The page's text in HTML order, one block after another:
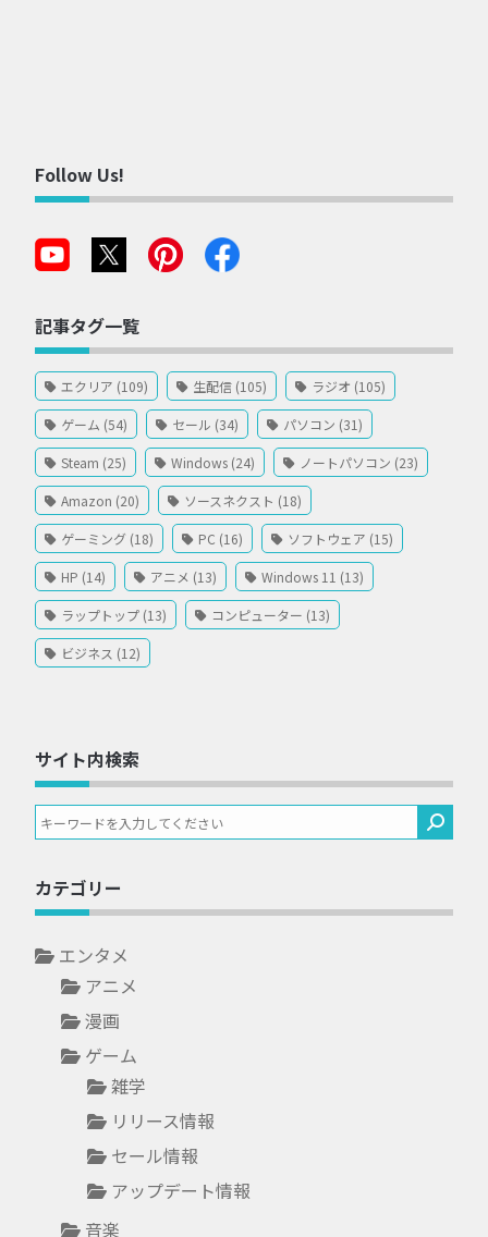
Follow Us!
記事タグ一覧
エクリア (109) 生配信 (105) ラジオ (105)
ゲーム (54) セール (34) パソコン (31)
Steam (25) Windows (24) ノートパソコン (23)
Amazon (20) ソースネクスト (18)
ゲーミング (18) PC (16) ソフトウェア (15)
HP (14) アニメ (13) Windows 11 (13)
ラップトップ (13) コンピューター (13)
ビジネス (12)
サイト内検索
カテゴリー
エンタメ
アニメ
漫画
ゲーム
雑学
リリース情報
セール情報
アップデート情報
音楽